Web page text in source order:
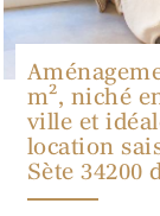
m², niché
ville et
location
Sète 34200